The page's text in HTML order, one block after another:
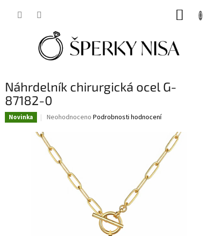
Náhrdelník chirurgická ocel G-
87182-0
Novinka
Průměrné
je
0,0
hvězdiček.
Neohodnoceno Podrobnosti hodnocení